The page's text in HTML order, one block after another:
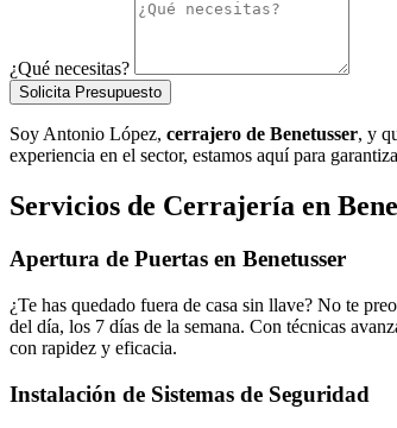
¿Qué necesitas?
Solicita Presupuesto
Soy Antonio López, cerrajero de Benetusser, y
experiencia en el sector, estamos aquí para
Servicios de Cerrajería en
Apertura de Puertas en Benetusser
¿Te has quedado fuera de casa sin llave? No te
del día, los 7 días de la semana. Con técnicas
con rapidez y eficacia.
Instalación de Sistemas de Seguridad